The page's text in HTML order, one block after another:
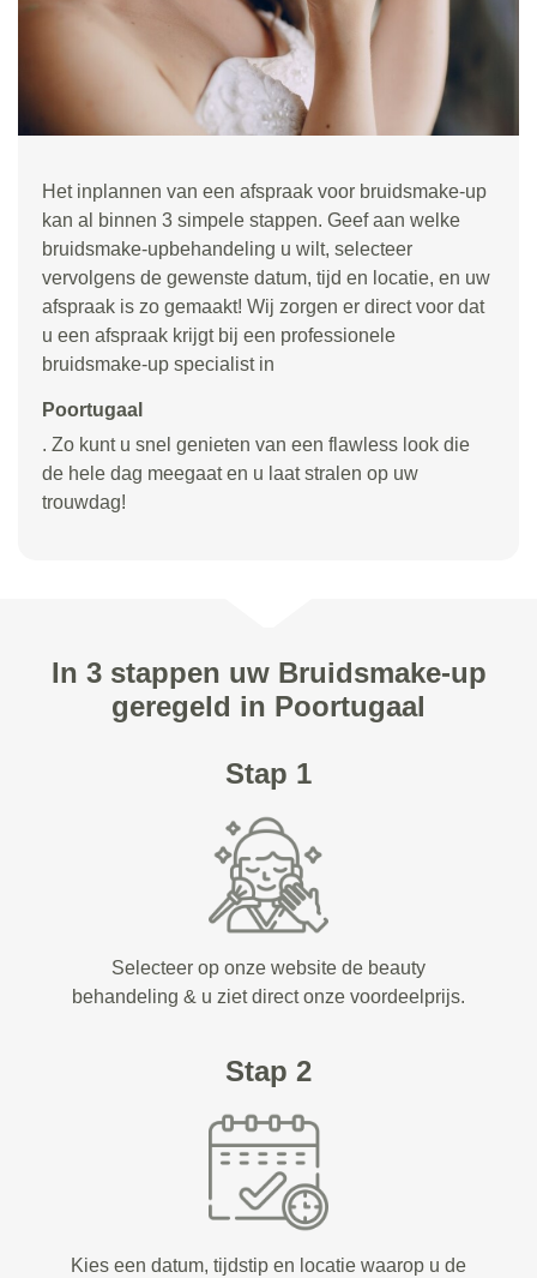
Het inplannen van een afspraak voor bruidsmake-up
kan al binnen 3 simpele stappen. Geef aan welke
bruidsmake-upbehandeling u wilt, selecteer
vervolgens de gewenste datum, tijd en locatie, en uw
afspraak is zo gemaakt! Wij zorgen er direct voor dat
u een afspraak krijgt bij een professionele
bruidsmake-up specialist in
Poortugaal
. Zo kunt u snel genieten van een flawless look die
de hele dag meegaat en u laat stralen op uw
trouwdag!
In 3 stappen uw Bruidsmake-up
geregeld in Poortugaal
Stap 1
Selecteer op onze website de beauty
behandeling & u ziet direct onze voordeelprijs.
Stap 2
Kies een datum, tijdstip en locatie waarop u de